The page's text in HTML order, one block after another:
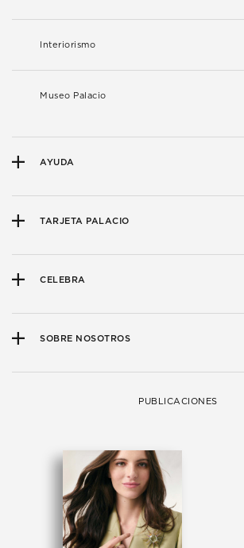
Interiorismo
Museo Palacio
AYUDA
TARJETA PALACIO
CELEBRA
SOBRE NOSOTROS
PUBLICACIONES